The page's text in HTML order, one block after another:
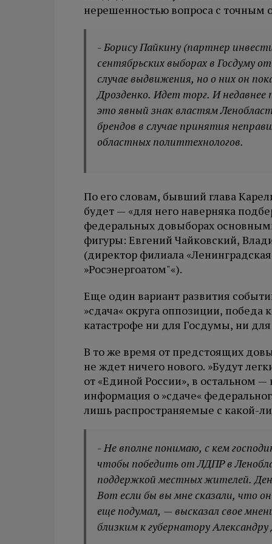
нерешенностью вопроса с точным
- Борису Пайкину (партнер
сентябрьских выборах в Госдуму
случае выдвижения, но о них он
Дрозденко. Идет торг. И недавнее
это явный знак властям
брендов в случае принятия
областных политтехнологов.
По его словам, бывший глава
будет — «для него наверняка
федеральных довыборах
фигуры: Евгений Чайковский,
(директор филиала
»Росэнергоатом"«).
Еще один вариант развития
»сдача« округа оппозиции, победа
катастрофе ни для Госдумы, ни
В то же время от предстоящих
не ждет ничего нового. »Будут
от «Единой России», в остальном —
информация о »сдаче«
лишь распространяемые с какой-
- Не вполне понимаю, с кем
чтобы победить от ЛДПР в
поддержкой местных жителей.
Вот если бы вы мне сказали, что
еще подумал, — высказал свое
близким к губернатору